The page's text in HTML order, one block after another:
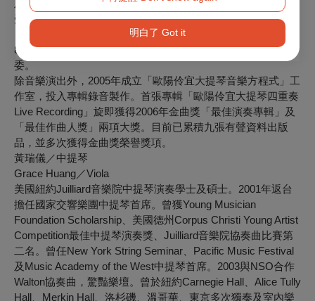
明白了 Got it
及Todi International Music Academy任教及演出。2018年6月
受邀赴亞美尼亞擔任第十四屆哈察督量國際音樂大賽
（Khachaturian International Competition）大提琴評審，同年
8月受邀至大陸寧波擔任中國第七屆全國青少年大提琴大賽評
委。
除音樂演出外，2005年成立「歐陽伶宜大提琴音樂方程式」工
作室，投入專輯錄音製作。首張專輯「歐陽伶宜大提琴四重奏
Live Recording」旋即獲得2006年金曲獎「最佳演奏專輯」及
「最佳作曲人獎」兩項大獎。目前已累積九張有聲資料出版
品，並多次獲得金曲獎榮譽獎項。
黃瑞儀／中提琴
Grace Huang／Viola
美國紐約Juilliard音樂院中提琴演奏學士及碩士。2001年返台
擔任國家交響樂團中提琴首席。曾獲Young Musician
Foundation Scholarship、美國德州Corpus Christi Young Artist
Competition最佳中提琴演奏獎、Juilliard音樂院協奏曲比賽第
二名。曾任New York String Seminar、Pacific Music Festival
及Music Academy of the West中提琴首席。2003與NSO合作
Walton協奏曲，驚豔樂壇。曾於紐約Carnegie Hall、Alice Tully
Hall、Merkin Hall、洛杉磯、溫哥華、東京多次獨奏及室內樂